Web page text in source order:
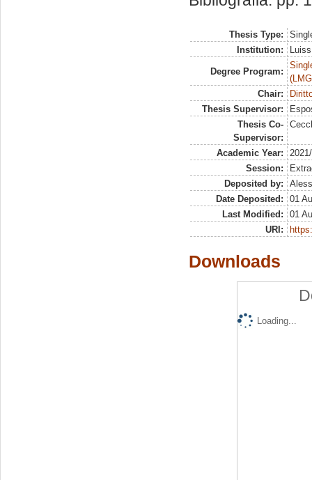
Thesis Type:
Institution:
Degree Program:
Chair:
Thesis Supervisor:
Thesis Co-
Supervisor:
Academic Year:
Session:
Deposited by:
Date Deposited:
01
Last Modified:
01
URI:
Downloads
Loading...